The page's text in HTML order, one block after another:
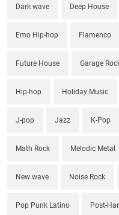
Dark wave Deep House
Emo Hip-hop Flamenco
Future House Garage
Hip-hop Holiday Music
J-pop Jazz K-Pop
Math Rock Melodic Metal
New wave Noise Rock
Pop Punk Latino Post-